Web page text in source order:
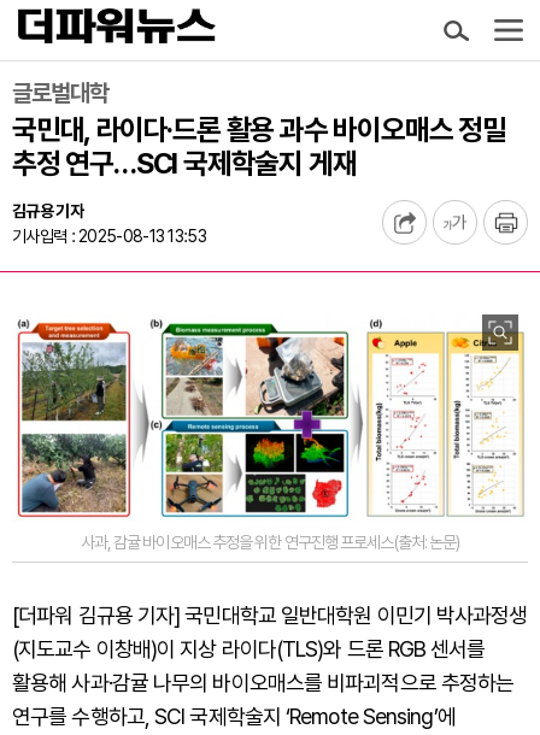
글로벌대학
국민대, 라이다·드론 활용 과수 바이오매스 정밀
추정 연구…SCI 국제학술지 게재
김규용 기자
기사입력 : 2025-08-13 13:53
사과, 감귤 바이오매스 추정을 위한 연구진행 프로세스(출처: 논문)
[더파워 김규용 기자] 국민대학교 일반대학원 이민기 박사과정생
(지도교수 이창배)이 지상 라이다(TLS)와 드론 RGB 센서를
활용해 사과·감귤 나무의 바이오매스를 비파괴적으로 추정하는
연구를 수행하고, SCI 국제학술지 ‘Remote Sensing’에